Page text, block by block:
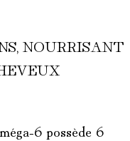
NOURRISANT
6 possède 6